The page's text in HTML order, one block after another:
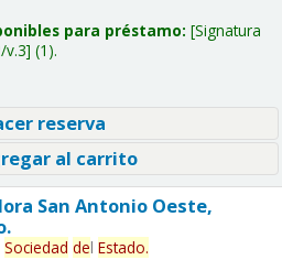
para préstamo: Signatura
v.3 (1).
reserva
al carrito
San Antonio Oeste,
Sociedad del Estado.